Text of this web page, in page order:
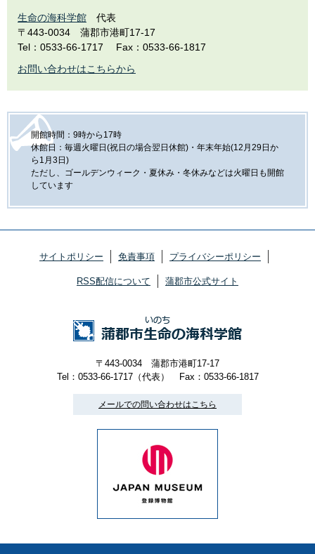
生命の海科学館
代表
〒443-0034
蒲郡市港町17-17
Tel：0533-66-1717
Fax：0533-66-1817
お問い合わせはこちらから
開館時間：9時から17時
休館日：毎週火曜日(祝日の場合翌日休館)・年末年始(12月29日か
ら1月3日)
ただし、ゴールデンウィーク・夏休み・冬休みなどは火曜日も開館
しています
サイトポリシー 免責事項 プライバシーポリシー
RSS配信について 蒲郡市公式サイト
〒443-0034 蒲郡市港町17-17
Tel：0533-66-1717（代表）
Fax：0533-66-1817
メールでの問い合わせはこちら